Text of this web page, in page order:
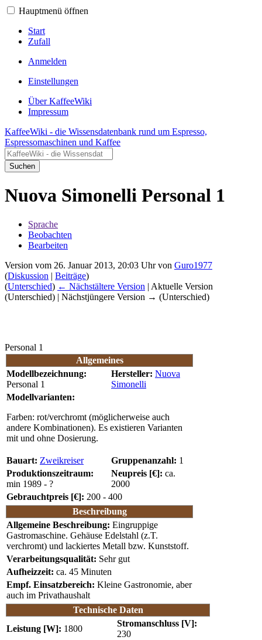
Hauptmenü öffnen
Start
Zufall
Anmelden
Einstellungen
Über KaffeeWiki
Impressum
KaffeeWiki - die Wissensdatenbank rund um Espresso,
Espressomaschinen und Kaffee
Suchen
Nuova Simonelli Personal 1
Sprache
Beobachten
Bearbeiten
Version vom 26. Januar 2013, 20:03 Uhr von Guro1977
(Diskussion | Beiträge)
(Unterschied) ← Nächstältere Version | Aktuelle Version
(Unterschied) | Nächstjüngere Version → (Unterschied)
Personal 1
Allgemeines
Modellbezeichnung:
Personal 1
Hersteller: Nuova
Simonelli
Modellvarianten:
Farben: rot/verchromt (möglicherweise auch
andere Kombinationen). Es existieren Varianten
mit und ohne Dosierung.
Bauart: Zweikreiser Gruppenanzahl: 1
Produktionszeitraum:
min 1989 - ?
Neupreis [€]: ca.
2000
Gebrauchtpreis [€]: 200 - 400
Beschreibung
Allgemeine Beschreibung: Eingruppige
Gastromaschine. Gehäuse Edelstahl (z.T.
verchromt) und lackiertes Metall bzw. Kunststoff.
Verarbeitungsqualität: Sehr gut
Aufheizzeit: ca. 45 Minuten
Empf. Einsatzbereich: Kleine Gastronomie, aber
auch im Privathaushalt
Technische Daten
Leistung [W]: 1800
Stromanschluss [V]:
230